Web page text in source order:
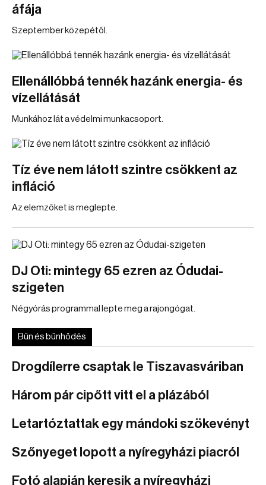
áfája
Szeptember közepétől.
Ellenállóbbá tennék hazánk energia- és
vízellátását
Munkához lát a védelmi munkacsoport.
Tíz éve nem látott szintre csökkent az
infláció
Az elemzőket is meglepte.
DJ Oti: mintegy 65 ezren az Ódudai-
szigeten
Négyórás programmal lepte meg a rajongógat.
Bűn és bűnhődés
Drogdílerre csaptak le Tiszavasváriban
Három pár cipőtt vitt el a plázából
Letartóztattak egy mándoki szökevényt
Szőnyeget lopott a nyíregyházi piacról
Fotó alapján keresik a nyíregyházi